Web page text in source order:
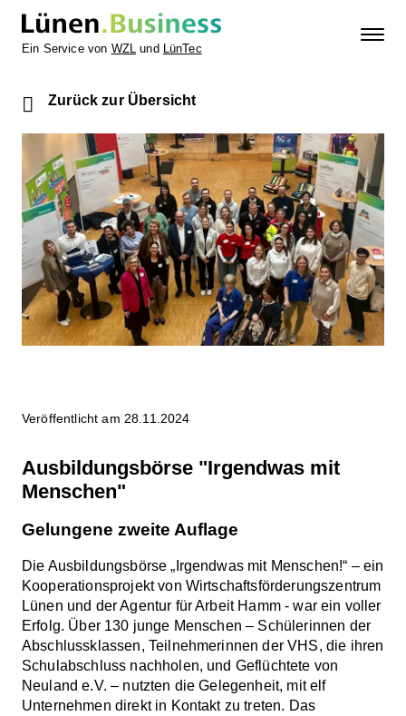
Ein Service von WZL und LünTec
Zurück zur Übersicht
Veröffentlicht am 28.11.2024
Ausbildungsbörse "Irgendwas mit
Menschen"
Gelungene zweite Auflage
Die Ausbildungsbörse „Irgendwas mit Menschen!“ – ein
Kooperationsprojekt von Wirtschaftsförderungszentrum
Lünen und der Agentur für Arbeit Hamm - war ein voller
Erfolg. Über 130 junge Menschen – Schülerinnen der
Abschlussklassen, Teilnehmerinnen der VHS, die ihren
Schulabschluss nachholen, und Geflüchtete von
Neuland e.V. – nutzten die Gelegenheit, mit elf
Unternehmen direkt in Kontakt zu treten. Das